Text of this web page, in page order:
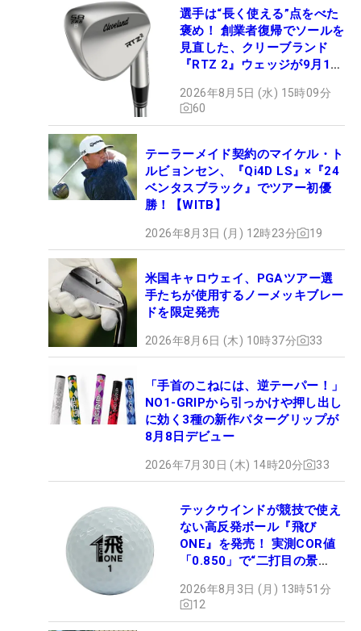
選手は“長く使える”点をべた
褒め！ 創業者復帰でソールを
見直した、クリーブランド
『RTZ 2』ウェッジが9月12
2026年8月5日 (水) 15時09分
60
テーラーメイド契約のマイケル・ト
ルビョンセン、『Qi4D LS』×『24
ベンタスブラック』でツアー初優
勝！【WITB】
2026年8月3日 (月) 12時23分 19
米国キャロウェイ、PGAツアー選
手たちが使用するノーメッキブレー
ドを限定発売
2026年8月6日 (木) 10時37分 33
「手首のこねには、逆テーパー！」
NO1-GRIPから引っかけや押し出し
に効く3種の新作パターグリップが
8月8日デビュー
2026年7月30日 (木) 14時20分 33
テックウインドが競技で使え
ない高反発ボール『飛び
ONE』を発売！ 実測COR値
「0.850」で“二打目の景
2026年8月3日 (月) 13時51分
12